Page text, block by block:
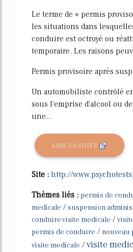
Le terme de « permis
les situations dans
conduire est octroyé ou
temporaire. Les raisons
Permis provisoire après
Un automobiliste contrôlé
sous l'emprise d'alcool ou
une...
LIRE LA SUITE
Site : http://
Thèmes liés : permis de
medicale /suspension
conduire visite medicale /
permis de conduire / nouveau
visite medicale /visite